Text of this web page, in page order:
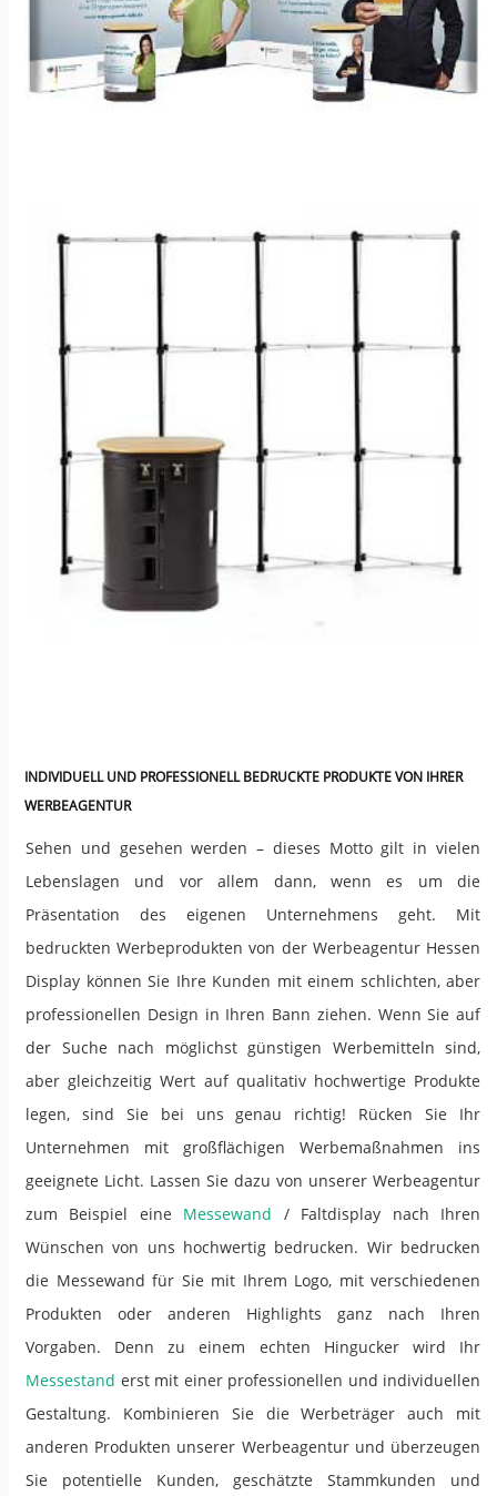
INDIVIDUELL UND PROFESSIONELL BEDRUCKTE PRODUKTE VON IHRER
WERBEAGENTUR
Sehen und gesehen werden – dieses Motto gilt in vielen
Lebenslagen und vor allem dann, wenn es um die
Präsentation des eigenen Unternehmens geht. Mit
bedruckten Werbeprodukten von der Werbeagentur Hessen
Display können Sie Ihre Kunden mit einem schlichten, aber
professionellen Design in Ihren Bann ziehen. Wenn Sie auf
der Suche nach möglichst günstigen Werbemitteln sind,
aber gleichzeitig Wert auf qualitativ hochwertige Produkte
legen, sind Sie bei uns genau richtig! Rücken Sie Ihr
Unternehmen mit großflächigen Werbemaßnahmen ins
geeignete Licht. Lassen Sie dazu von unserer Werbeagentur
zum Beispiel eine Messewand / Faltdisplay nach Ihren
Wünschen von uns hochwertig bedrucken. Wir bedrucken
die Messewand für Sie mit Ihrem Logo, mit verschiedenen
Produkten oder anderen Highlights ganz nach Ihren
Vorgaben. Denn zu einem echten Hingucker wird Ihr
Messestand erst mit einer professionellen und individuellen
Gestaltung. Kombinieren Sie die Werbeträger auch mit
anderen Produkten unserer Werbeagentur und überzeugen
Sie potentielle Kunden, geschätzte Stammkunden und